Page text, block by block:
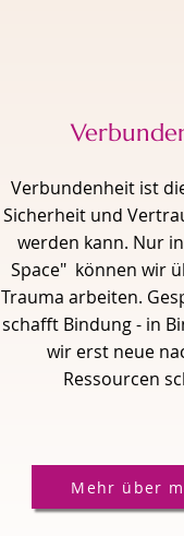
Verbundenheit ist
Sicherheit und
werden kann. Nur
Space" können wir
Trauma arbeiten.
schafft Bindung - in
wir erst neue
Ressourcen
Mehr über